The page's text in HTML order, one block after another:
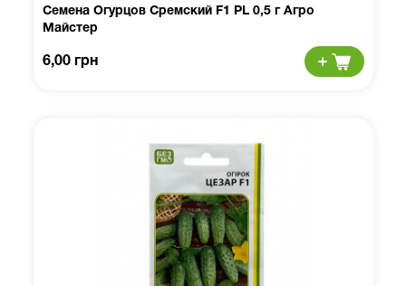
Семена Огурцов Сремский F1 PL 0,5 г Агро
Майстер
6,00 грн